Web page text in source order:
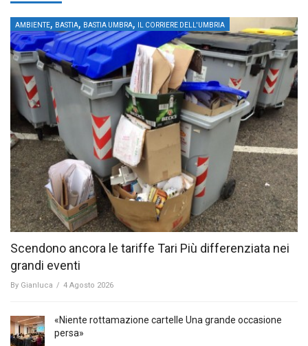
AMBIENTE, BASTIA, BASTIA UMBRA, IL CORRIERE DELL'UMBRIA
Scendono ancora le tariffe Tari Più differenziata nei
grandi eventi
By Gianluca / 4 Agosto 2026
«Niente rottamazione cartelle Una grande occasione
persa»